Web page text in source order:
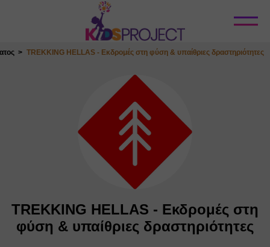
Κλείσιμο
TREKKING HELLAS - Εκδρομές στη φύση & υπαίθριες δραστηριότητες
TREKKING HELLAS - Εκδρομές στη
φύση & υπαίθριες δραστηριότητες